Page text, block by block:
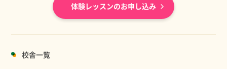
体験レッスンのお申し込み
校舎一覧